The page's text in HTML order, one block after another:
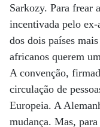
Sarkozy. Para frear
incentivada pelo
dos dois países
africanos querem
A convenção,
circulação de
Europeia. A
mudança. Mas,